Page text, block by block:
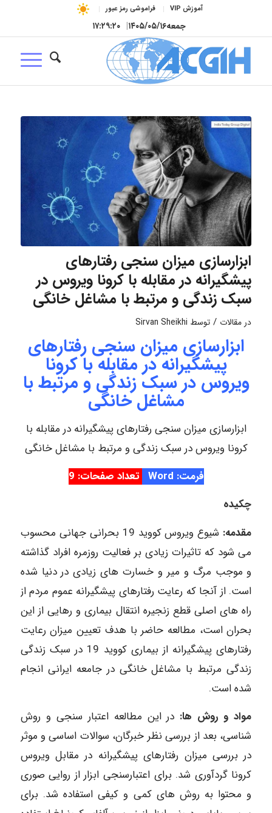
آموزش VIP فراموشی رمز عبور
جمعه۱۴۰۵/۰۵/۱۶| ۱۷:۲۹:۲۱
ابزارسازی میزان سنجی رفتارهای
پیشگیرانه در مقابله با کرونا ویروس در
سبک زندگی و مرتبط با مشاغل خانگی
در مقالات / توسط Sirvan Sheikhi
ابزارسازی میزان سنجی رفتارهای
پیشگیرانه در مقابله با کرونا
ویروس در سبک زندگی و مرتبط با
مشاغل خانگی
ابزارسازی میزان سنجی رفتارهای پیشگیرانه در مقابله با
کرونا ویروس در سبک زندگی و مرتبط با مشاغل خانگی
فرمت: Word
تعداد صفحات: 9
چکیده
مقدمه:
شیوع ویروس کووید 19 بحرانی جهانی محسوب
می شود که تاثیرات زیادی بر فعالیت روزمره افراد گذاشته
و موجب مرگ و میر و خسارت های زیادی در دنیا شده
است. از آنجا که رعایت رفتارهای پیشگیرانه عموم مردم از
راه های اصلی قطع زنجیره انتقال بیماری و رهایی از این
بحران است، مطالعه حاضر با هدف تعیین میزان رعایت
رفتارهای پیشگیرانه از بیماری کووید 19 در سبک زندگی
زندگی مرتبط با مشاغل خانگی در جامعه ایرانی انجام
شده است.
مواد و روش ها: در این مطالعه اعتبار سنجی و روش
شناسی، بعد از بررسی نظر خبرگان، سوالات اساسی و موثر
در بررسی میزان رفتارهای پیشگیرانه در مقابل ویروس
کرونا گردآوری شد. برای اعتبارسنجی ابزار از روایی صوری
و محتوا به روش های کمی و کیفی استفاده شد. برای